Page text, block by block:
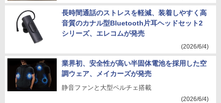
長時間通話のストレスを軽減、装着しやすく高
音質のカナル型Bluetooth片耳ヘッドセット2
シリーズ、エレコムが発売
(2026/6/4)
業界初、安全性が高い半固体電池を採用した空
調ウェア、メイカーズが発売
静音ファンと大型ペルチェ搭載
(2026/6/4)